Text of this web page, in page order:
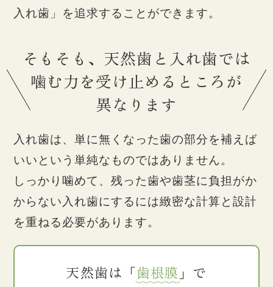
入れ歯」を追求することができます。
そもそも、天然歯と入れ歯では
噛む力を受け止めるところが
異なります
入れ歯は、単に無くなった歯の部分を補えば
いいという単純なものではありません。
しっかり噛めて、残った歯や歯茎に負担がか
からない入れ歯にするには緻密な計算と設計
を重ねる必要があります。
天然歯は「歯根膜 」で